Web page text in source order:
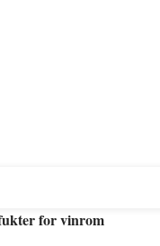
for vinrom